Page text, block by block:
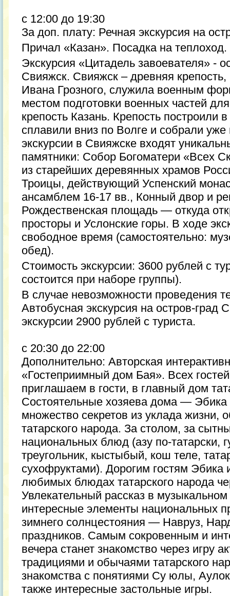
с 12:00 до 19:30
За доп. плату: Речная экскурсия на
Причал «Казан». Посадка на теплоход.
Экскурсия «Цитадель завоевателя» -
Свияжск. Свияжск – древняя
Ивана Грозного, служила военным
местом подготовки военных частей
крепость Казань. Крепость построили
сплавили вниз по Волге и собрали
экскурсии в Свияжске входят
памятники: Собор Богоматери «Всех
из старейших деревянных храмов
Троицы, действующий Успенский
ансамблем 16-17 вв., Конный двор и
Рождественская площадь — откуда
просторы и Услонские горы. В ходе
свободное время (самостоятельно:
обед).
Стоимость экскурсии: 3600 рублей с
состоится при наборе группы).
В случае невозможности проведения
Автобусная экскурсия на остров-град
экскурсии 2900 рублей с туриста.
с 20:30 до 22:00
Дополнительно: Авторская
«Гостеприимный дом Бая». Всех
приглашаем в гости, в главный дом
Состоятельные хозяева дома — Эбика
множество секретов из уклада жизни,
татарского народа. За столом, за
национальных блюд (азу по-татарски,
треугольник, кыстыбый, кош теле,
сухофруктами). Дорогим гостям Эбика
любимых блюдах татарского народа
Увлекательный рассказ в
интересные элементы национальных
зимнего солнцестояния — Навруз,
праздников. Самым сокровенным и
вечера станет знакомство через игру
традициями и обычаями татарского
знакомства с понятиями Су юлы,
также интересные застольные игры.